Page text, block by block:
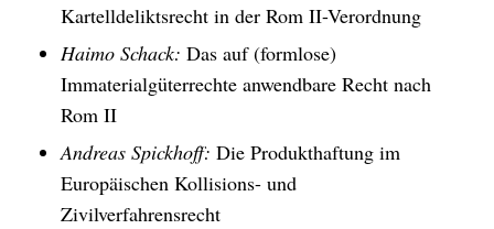
Kartelldeliktsrecht in der Rom II-Verordnung
Haimo Schack: Das auf (formlose)
Immaterialgüterrechte anwendbare Recht nach
Rom II
Andreas Spickhoff: Die Produkthaftung im
Europäischen Kollisions- und
Zivilverfahrensrecht